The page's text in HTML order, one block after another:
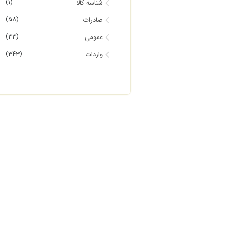
شناسه کالا (1)
صادرات (58)
عمومی (33)
واردات (343)